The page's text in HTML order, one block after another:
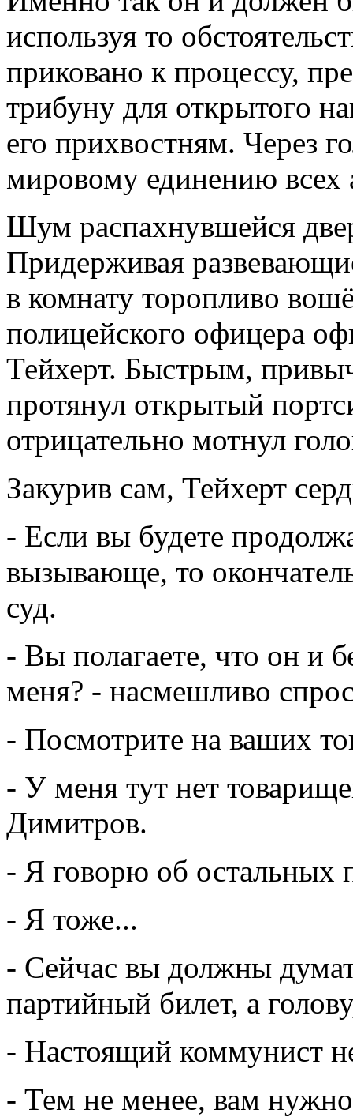
используя то
приковано к процессу,
трибуну для открытого
его прихвостням. Через
мировому единению всех
Шум распахнувшейся
Придерживая
в комнату торопливо
полицейского офицера
Тейхерт. Быстрым,
протянул открытый
отрицательно мотнул
Закурив сам, Тейхерт
- Если вы будете
вызывающе, то
суд.
- Вы полагаете, что он и
меня? - насмешливо
- Посмотрите на ваших
- У меня тут нет
Димитров.
- Я говорю об остальных
- Я тоже...
- Сейчас вы должны
партийный билет, а
- Настоящий коммунист
- Тем не менее, вам